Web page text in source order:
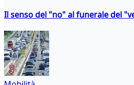
Il senso del "no" al funerale del